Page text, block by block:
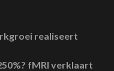
realiseert
fMRI verklaart